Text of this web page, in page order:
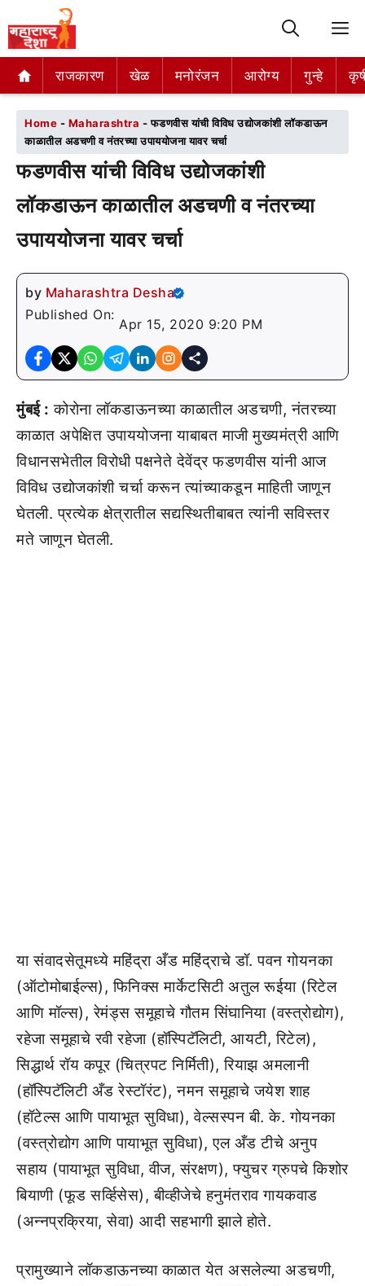
राजकारण खेळ मनोरंजन आरोग्य गुन्हे
राजकारण खेळ मनोरंजन आरोग्य गुन्हे
Home - Maharashtra -फडणवीस यांची विविध उद्योजकांशी लॉकडाऊन
काळातील अडचणी व नंतरच्या उपाययोजना यावर चर्चा
फडणवीस यांची विविध उद्योजकांशी
लॉकडाऊन काळातील अडचणी व नंतरच्या
उपाययोजना यावर चर्चा
by Maharashtra Desha
Published On:
Apr 15, 2020 9:20 PM
मुंबई : कोरोना लॉकडाऊनच्या काळातील अडचणी, नंतरच्या
काळात अपेक्षित उपाययोजना याबाबत माजी मुख्यमंत्री आणि
विधानसभेतील विरोधी पक्षनेते देवेंद्र फडणवीस यांनी आज
विविध उद्योजकांशी चर्चा करून त्यांच्याकडून माहिती जाणून
घेतली. प्रत्येक क्षेत्रातील सद्यस्थितीबाबत त्यांनी सविस्तर
मते जाणून घेतली.
या संवादसेतूमध्ये महिंद्रा अँड महिंद्राचे डॉ. पवन गोयनका
(ऑटोमोबाईल्स), फिनिक्स मार्केटसिटी अतुल रूईया (रिटेल
आणि मॉल्स), रेमंड्स समूहाचे गौतम सिंघानिया (वस्त्रोद्योग),
रहेजा समूहाचे रवी रहेजा (हॉस्पिटॅलिटी, आयटी, रिटेल),
सिद्धार्थ रॉय कपूर (चित्रपट निर्मिती), रियाझ अमलानी
(हॉस्पिटॅलिटी अँड रेस्टॉरंट), नमन समूहाचे जयेश शाह
(हॉटेल्स आणि पायाभूत सुविधा), वेल्सस्पन बी. के. गोयनका
(वस्त्रोद्योग आणि पायाभूत सुविधा), एल अँड टीचे अनुप
सहाय (पायाभूत सुविधा, वीज, संरक्षण), फ्युचर ग्रुपचे किशोर
बियाणी (फूड सर्व्हिसेस), बीव्हीजेचे हनुमंतराव गायकवाड
(अन्नप्रक्रिया, सेवा) आदी सहभागी झाले होते.
प्रामुख्याने लॉकडाऊनच्या काळात येत असलेल्या अडचणी,